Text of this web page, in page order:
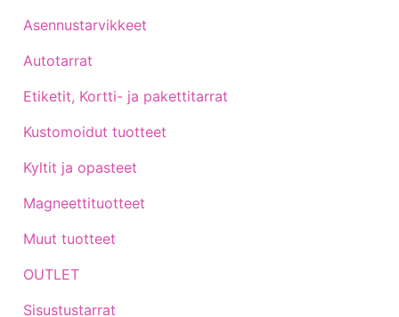
Asennustarvikkeet
Autotarrat
Etiketit, Kortti- ja pakettitarrat
Kustomoidut tuotteet
Kyltit ja opasteet
Magneettituotteet
Muut tuotteet
OUTLET
Sisustustarrat